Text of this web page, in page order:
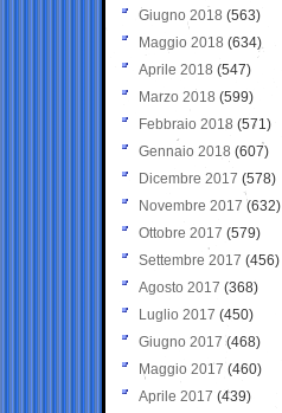
Giugno 2018 (563)
Maggio 2018 (634)
Aprile 2018 (547)
Marzo 2018 (599)
Febbraio 2018 (571)
Gennaio 2018 (607)
Dicembre 2017 (578)
Novembre 2017 (632)
Ottobre 2017 (579)
Settembre 2017 (456)
Agosto 2017 (368)
Luglio 2017 (450)
Giugno 2017 (468)
Maggio 2017 (460)
Aprile 2017 (439)